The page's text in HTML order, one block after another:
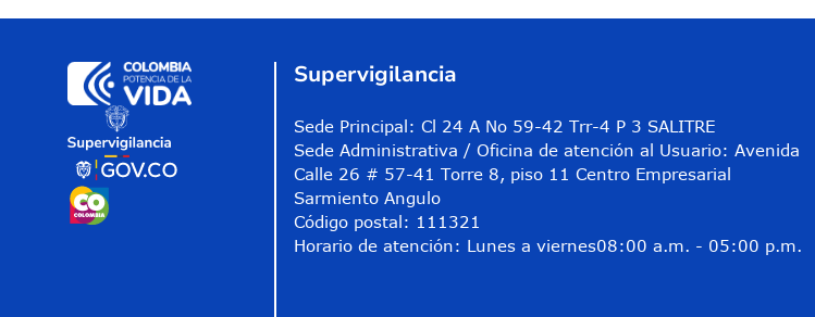
Supervigilancia
Sede Principal: Cl 24 A No 59-42 Trr-4 P 3 SALITRE
Sede Administrativa / Oficina de atención al Usuario: Avenida
Calle 26 # 57-41 Torre 8, piso 11 Centro Empresarial
Sarmiento Angulo
Código postal: 111321
Horario de atención: Lunes a viernes08:00 a.m. - 05:00 p.m.